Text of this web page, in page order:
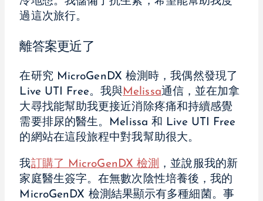
過這次旅行。
離答案更近了
在研究 MicroGenDX 檢測時，我偶然發現了
Live UTI Free。我與Melissa通信，並在加拿
大尋找能幫助我更接近消除疼痛和持續感覺
需要排尿的醫生。Melissa 和 Live UTI Free
的網站在這段旅程中對我幫助很大。
我訂購了 MicroGenDX 檢測 ，並說服我的新
家庭醫生簽字。在無數次陰性培養後，我的
MicroGenDX 檢測結果顯示有多種細菌。事